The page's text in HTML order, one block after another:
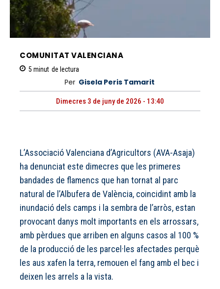
COMUNITAT VALENCIANA
5 minut de lectura
Per Gisela Peris Tamarit
Dimecres 3 de juny de 2026 - 13:40
L’Associació Valenciana d’Agricultors (AVA-Asaja)
ha denunciat este dimecres que les primeres
bandades de flamencs que han tornat al parc
natural de l’Albufera de València, coincidint amb la
inundació dels camps i la sembra de l’arròs, estan
provocant danys molt importants en els arrossars,
amb pèrdues que arriben en alguns casos al 100 %
de la producció de les parcel·les afectades perquè
les aus xafen la terra, remouen el fang amb el bec i
deixen les arrels a la vista.